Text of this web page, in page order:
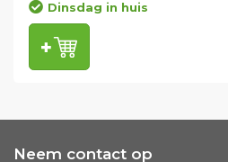
Dinsdag in huis
Neem contact op